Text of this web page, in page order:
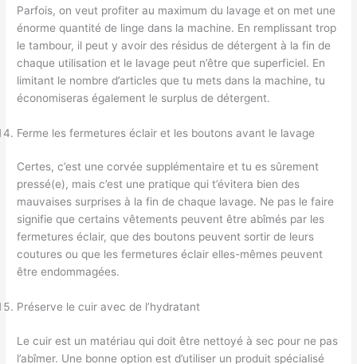
Parfois, on veut profiter au maximum du lavage et on met une
énorme quantité de linge dans la machine. En remplissant trop
le tambour, il peut y avoir des résidus de détergent à la fin de
chaque utilisation et le lavage peut n’être que superficiel. En
limitant le nombre d’articles que tu mets dans la machine, tu
économiseras également le surplus de détergent.
Ferme les fermetures éclair et les boutons avant le lavage
Certes, c’est une corvée supplémentaire et tu es sûrement
pressé(e), mais c’est une pratique qui t’évitera bien des
mauvaises surprises à la fin de chaque lavage. Ne pas le faire
signifie que certains vêtements peuvent être abîmés par les
fermetures éclair, que des boutons peuvent sortir de leurs
coutures ou que les fermetures éclair elles-mêmes peuvent
être endommagées.
Préserve le cuir avec de l’hydratant
Le cuir est un matériau qui doit être nettoyé à sec pour ne pas
l’abîmer. Une bonne option est d’utiliser un produit spécialisé